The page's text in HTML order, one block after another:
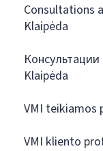
Consultations
Klaipėda
Klaipėda
VMI teikiamos
VMI kliento